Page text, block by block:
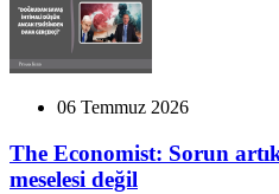
06 Temmuz 2026
The Economist: Sorun
meselesi değil